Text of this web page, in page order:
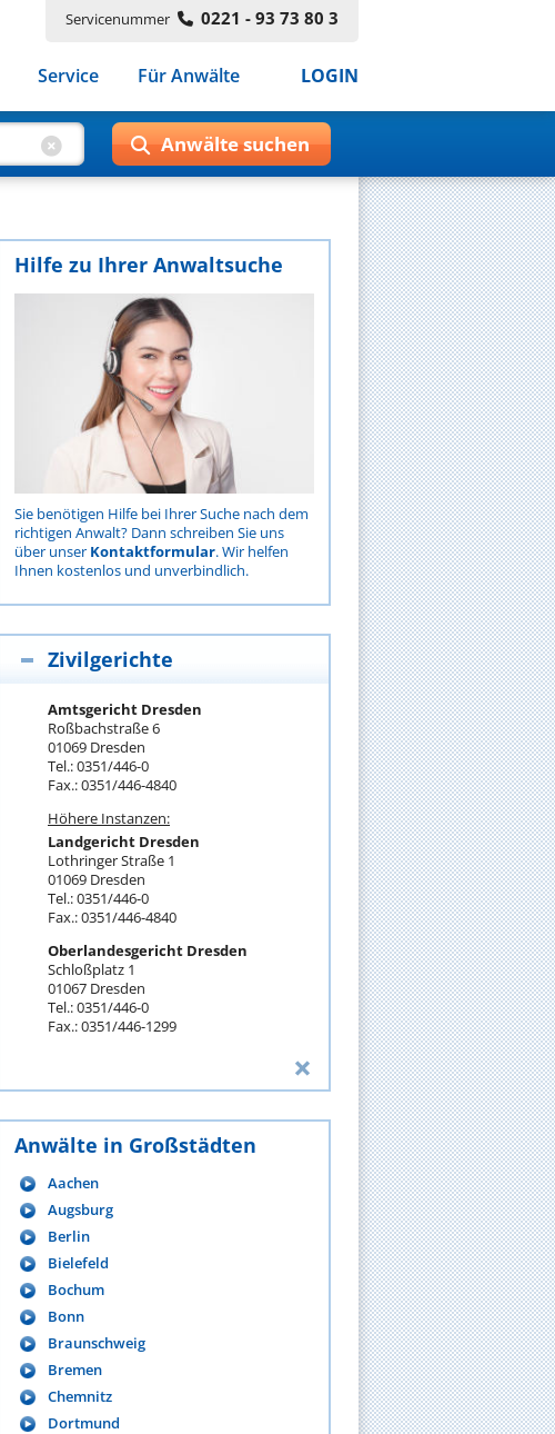
Servicenummer 0221 - 93 73 80 3
Service Für Anwälte LOGIN
Hilfe zu Ihrer Anwaltsuche
Sie benötigen Hilfe bei Ihrer Suche nach dem
richtigen Anwalt? Dann schreiben Sie uns
über unser Kontaktformular. Wir helfen
Ihnen kostenlos und unverbindlich.
Zivilgerichte
Amtsgericht Dresden
Roßbachstraße 6
01069 Dresden
Tel.: 0351/446-0
Fax.: 0351/446-4840
Höhere Instanzen:
Landgericht Dresden
Lothringer Straße 1
01069 Dresden
Tel.: 0351/446-0
Fax.: 0351/446-4840
Oberlandesgericht Dresden
Schloßplatz 1
01067 Dresden
Tel.: 0351/446-0
Fax.: 0351/446-1299
Anwälte in Großstädten
Aachen
Augsburg
Berlin
Bielefeld
Bochum
Bonn
Braunschweig
Bremen
Chemnitz
Dortmund